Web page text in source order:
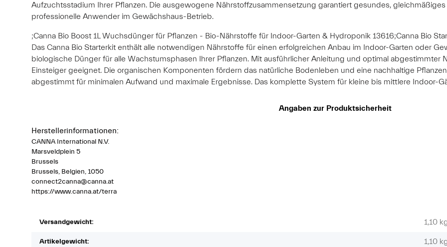
Aufzuchtsstadium Ihrer Pflanzen. Die ausgewogene Nährstoffzusammensetzung garantiert gesundes,
professionelle Anwender im Gewächshaus-Betrieb.
;Canna Bio Boost 1L Wuchsdünger für Pflanzen - Bio-Nährstoffe für Indoor-Garten & Hydroponik 13616;Canna Bio
Das Canna Bio Starterkit enthält alle notwendigen Nährstoffe für einen erfolgreichen Anbau im Indoor-Garten oder
biologische Dünger für alle Wachstumsphasen Ihrer Pflanzen. Mit ausführlicher Anleitung und optimal abgestimmter
Einsteiger geeignet. Die organischen Komponenten fördern das natürliche Bodenleben und eine nachhaltige
abgestimmt für minimalen Aufwand und maximale Ergebnisse. Das komplette System für kleine bis mittlere Indoor-
Angaben zur Produktsicherheit
Herstellerinformationen:
CANNA International N.V.
Marsveldplein 5
Brussels
Brussels, Belgien, 1050
connect2canna@canna.at
https://www.canna.at/terra
Versandgewicht: 1,10
Artikelgewicht: 1,10